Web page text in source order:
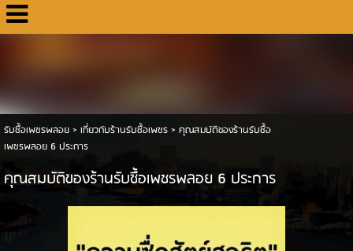
รับซื้อเพชรพลอย> เกี่ยวกับร้านรับซื้อเพชร> คุณสมบัติของร้านรับซื้อ
เพชรพลอย 6 ประการ
คุณสมบัติของร้านรับซื้อเพชรพลอย 6 ประการ